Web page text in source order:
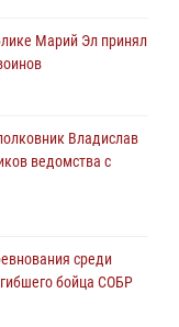
Марий Эл принял
Владислав
ведомства с
среди
бойца СОБР